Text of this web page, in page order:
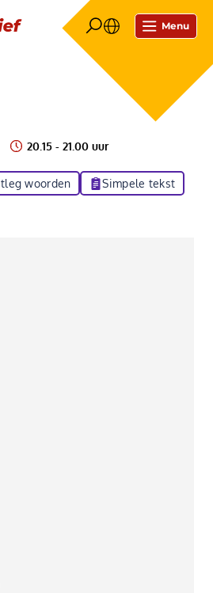
Menu
20.15 - 21.00 uur
woorden Simpele tekst